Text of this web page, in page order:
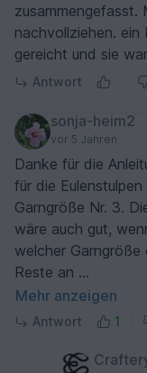
zusammengefasst.
nachvollziehen.
gereicht und sie
Antwort
sonja-heim2
vor 5 Jahren
Danke für die
für die Eulenstulpen
Garngröße Nr. 3.
wäre auch gut,
welcher Garngröße gestrickt
Reste an
Garn. Wenn Sie
diese gerne kaufen.
Mehr anzeigen
Antwort 1